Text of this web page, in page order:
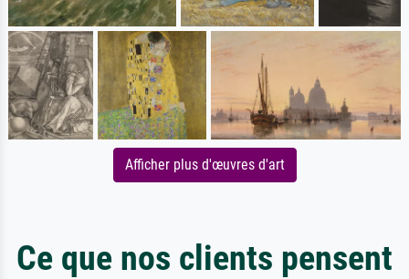
Afficher plus d'œuvres d'art
Ce que nos clients pensent